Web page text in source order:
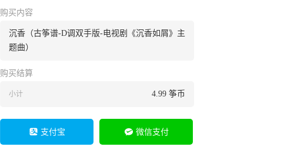
购买内容
沉香（古筝谱-D调双手版-电视剧《沉香如屑》主
题曲）
购买结算
小计 4.99 筝币
支付宝 微信支付